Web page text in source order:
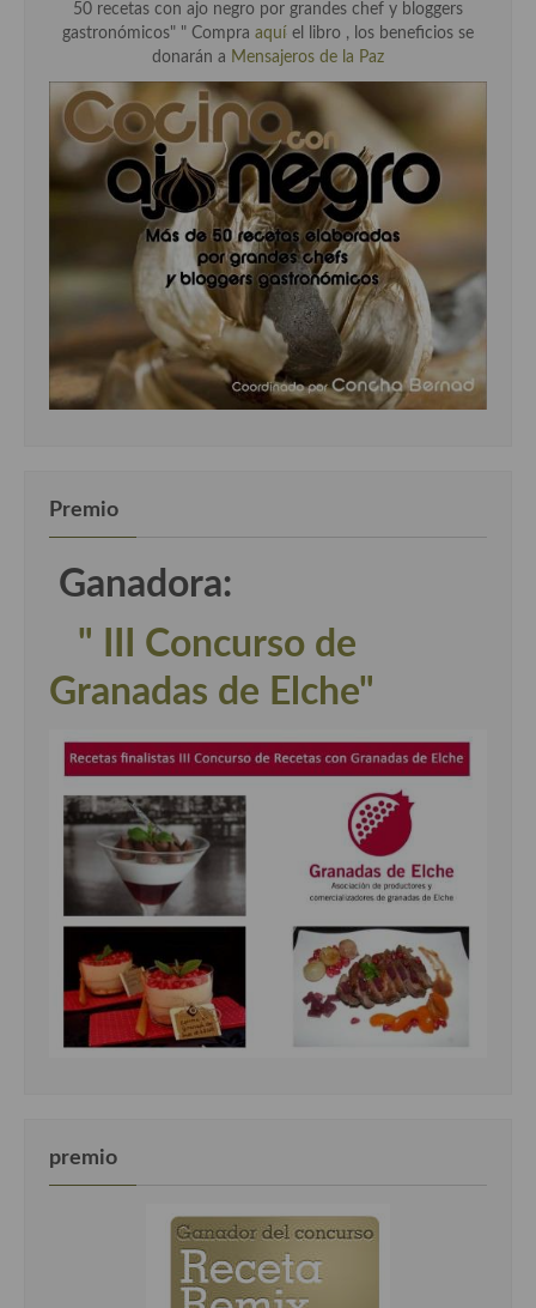
50 recetas con ajo negro por grandes chef y bloggers
gastronómicos" " Compra aquí el libro , los beneficios se
donarán a Mensajeros de la Paz
Premio
Ganadora:
" III Concurso de
Granadas de Elche"
premio